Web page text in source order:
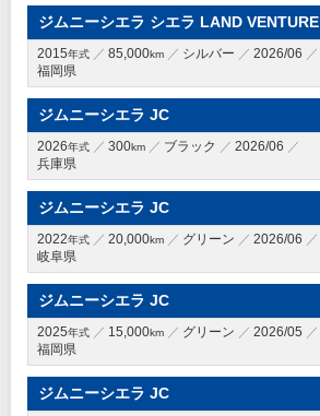
ジムニーシエラ シエラ LAND VENTURE
2015年式 85,000km シルバー
2026/06
福岡県
ジムニーシエラ JC
2026年式 300km ブラック
2026/06
兵庫県
ジムニーシエラ JC
2022年式 20,000km グリーン
2026/06
岐阜県
ジムニーシエラ JC
2025年式 15,000km グリーン
2026/05
福岡県
ジムニーシエラ JC